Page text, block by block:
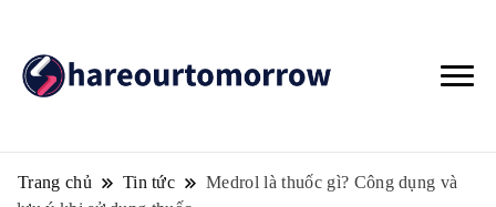
Trang chủ Tin tức
Medrol là thuốc gì? Công dụng và